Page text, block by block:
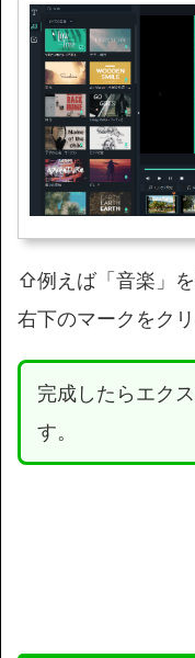
⇧例えば「音楽」
右下のマークをク
完成したらエク
す。